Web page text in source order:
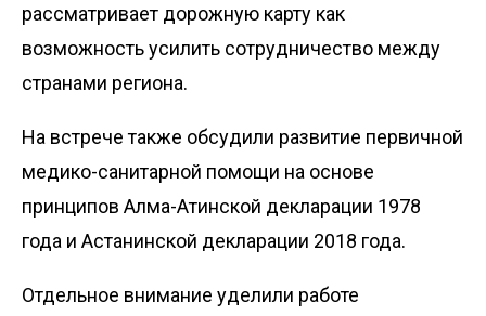
рассматривает дорожную карту как
возможность усилить сотрудничество между
странами региона.
На встрече также обсудили развитие первичной
медико-санитарной помощи на основе
принципов Алма-Атинской декларации 1978
года и Астанинской декларации 2018 года.
Отдельное внимание уделили работе